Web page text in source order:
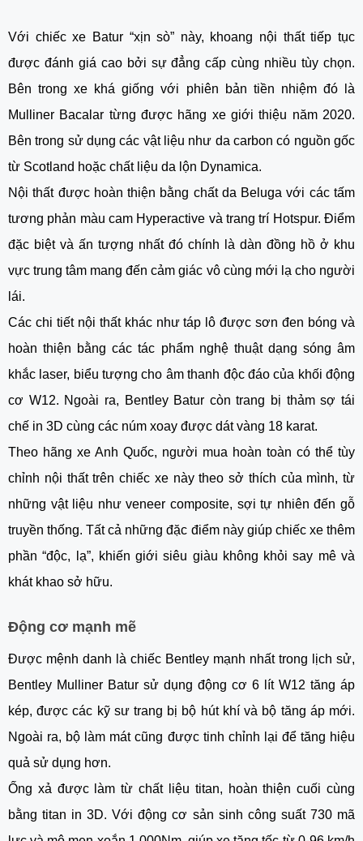
Với chiếc xe Batur “xịn sò” này, khoang nội thất tiếp tục
được đánh giá cao bởi sự đẳng cấp cùng nhiều tùy chọn.
Bên trong xe khá giống với phiên bản tiền nhiệm đó là
Mulliner Bacalar từng được hãng xe giới thiệu năm 2020.
Bên trong sử dụng các vật liệu như da carbon có nguồn gốc
từ Scotland hoặc chất liệu da lộn Dynamica.
Nội thất được hoàn thiện bằng chất da Beluga với các tấm
tương phản màu cam Hyperactive và trang trí Hotspur. Điểm
đặc biệt và ấn tượng nhất đó chính là dàn đồng hồ ở khu
vực trung tâm mang đến cảm giác vô cùng mới lạ cho người
lái.
Các chi tiết nội thất khác như táp lô được sơn đen bóng và
hoàn thiện bằng các tác phẩm nghệ thuật dạng sóng âm
khắc laser, biểu tượng cho âm thanh độc đáo của khối động
cơ W12. Ngoài ra, Bentley Batur còn trang bị thảm sợ tái
chế in 3D cùng các núm xoay được dát vàng 18 karat.
Theo hãng xe Anh Quốc, người mua hoàn toàn có thể tùy
chỉnh nội thất trên chiếc xe này theo sở thích của mình, từ
những vật liệu như veneer composite, sợi tự nhiên đến gỗ
truyền thống. Tất cả những đặc điểm này giúp chiếc xe thêm
phần “độc, lạ”, khiến giới siêu giàu không khỏi say mê và
khát khao sở hữu.
Động cơ mạnh mẽ
Được mệnh danh là chiếc Bentley mạnh nhất trong lịch sử,
Bentley Mulliner Batur sử dụng động cơ 6 lít W12 tăng áp
kép, được các kỹ sư trang bị bộ hút khí và bộ tăng áp mới.
Ngoài ra, bộ làm mát cũng được tinh chỉnh lại để tăng hiệu
quả sử dụng hơn.
Ống xả được làm từ chất liệu titan, hoàn thiện cuối cùng
bằng titan in 3D. Với động cơ sản sinh công suất 730 mã